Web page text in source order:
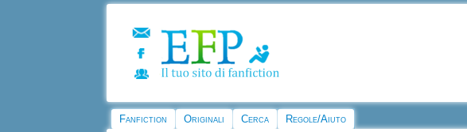
Fanfiction Originali Cerca Regole/Aiuto